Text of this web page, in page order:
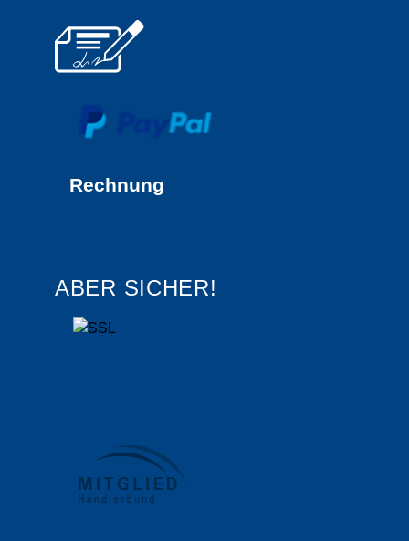
Rechnung
ABER SICHER!